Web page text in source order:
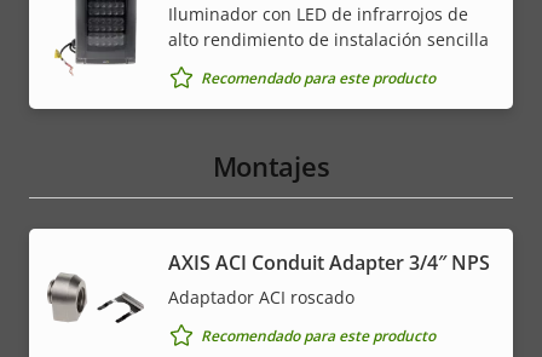
Iluminador con LED de infrarrojos de
alto rendimiento de instalación sencilla
Recomendado para este producto
Montajes
AXIS ACI Conduit Adapter 3/4″ NPS
Adaptador ACI roscado
Recomendado para este producto